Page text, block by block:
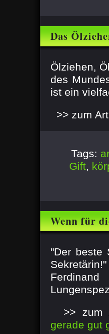
Das
Ölziehen,
des
ist ein
>> zum
Tags:
Gift,
Wenn für
"Der beste
>> zum
gerade gut